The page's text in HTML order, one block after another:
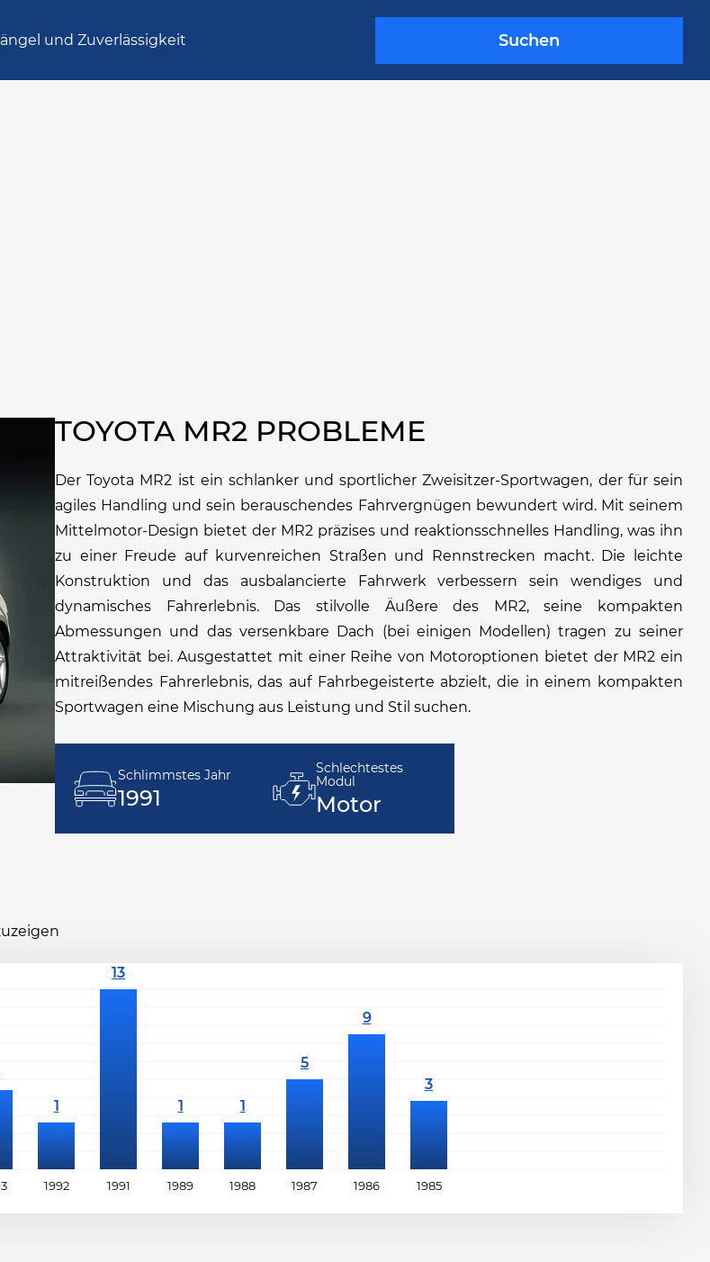
und Zuverlässigkeit Suchen
TOYOTA MR2 PROBLEME
Der Toyota MR2 ist ein schlanker und sportlicher Zweisitzer-Sportwagen, der für sein
agiles Handling und sein berauschendes Fahrvergnügen bewundert wird. Mit seinem
Mittelmotor-Design bietet der MR2 präzises und reaktionsschnelles Handling, was ihn
zu einer Freude auf kurvenreichen Straßen und Rennstrecken macht. Die leichte
Konstruktion und das ausbalancierte Fahrwerk verbessern sein wendiges und
dynamisches Fahrerlebnis. Das stilvolle Äußere des MR2, seine kompakten
Abmessungen und das versenkbare Dach (bei einigen Modellen) tragen zu seiner
Attraktivität bei. Ausgestattet mit einer Reihe von Motoroptionen bietet der MR2 ein
mitreißendes Fahrerlebnis, das auf Fahrbegeisterte abzielt, die in einem kompakten
Sportwagen eine Mischung aus Leistung und Stil suchen.
Schlimmstes Jahr
1991
Schlechtestes
Modul
Motor
1992 1991 1989 1988 1987 1986 1985